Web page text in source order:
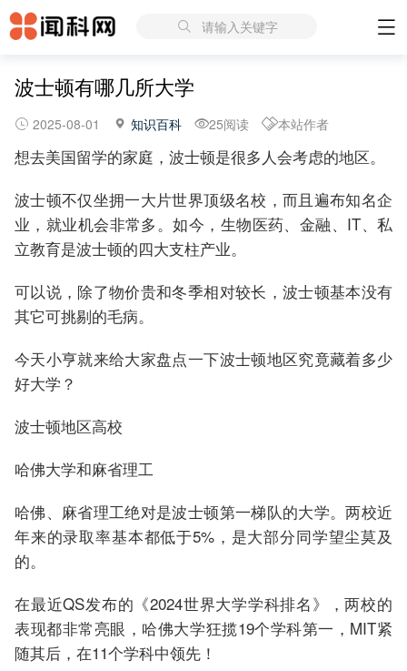
请输入关键字
波士顿有哪几所大学
2025-08-01 知识百科 25阅读 本站作者
想去美国留学的家庭，波士顿是很多人会考虑的地区。
波士顿不仅坐拥一大片世界顶级名校，而且遍布知名企
业，就业机会非常多。如今，生物医药、金融、IT、私
立教育是波士顿的四大支柱产业。
可以说，除了物价贵和冬季相对较长，波士顿基本没有
其它可挑剔的毛病。
今天小亨就来给大家盘点一下波士顿地区究竟藏着多少
好大学？
波士顿地区高校
哈佛大学和麻省理工
哈佛、麻省理工绝对是波士顿第一梯队的大学。两校近
年来的录取率基本都低于5%，是大部分同学望尘莫及
的。
在最近QS发布的《2024世界大学学科排名》，两校的
表现都非常亮眼，哈佛大学狂揽19个学科第一，MIT紧
随其后，在11个学科中领先！